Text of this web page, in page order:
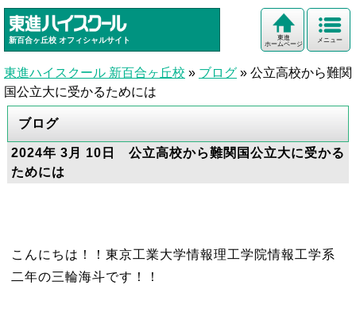
新百合ヶ丘校 オフィシャルサイト メニュー
東進
ホームページ
東進ハイスクール 新百合ヶ丘校 » ブログ » 公立高校から難関
国公立大に受かるためには
ブログ
2024年 3月 10日 公立高校から難関国公立大に受かる
ためには
こんにちは！！東京工業大学情報理工学院情報工学系
二年の三輪海斗です！！